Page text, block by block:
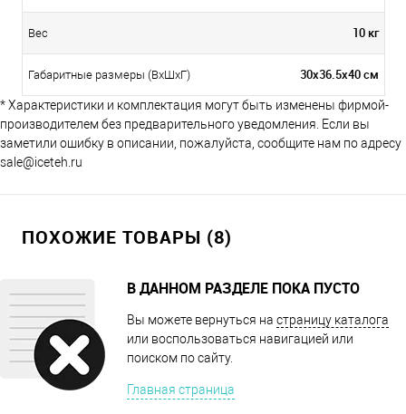
Вес 10 кг
Габаритные размеры (ВхШхГ) 30х36.5х40 см
* Характеристики и комплектация могут быть изменены фирмой-
производителем без предварительного уведомления. Если вы
заметили ошибку в описании, пожалуйста, сообщите нам по адресу
sale@iceteh.ru
ПОХОЖИЕ ТОВАРЫ (8)
В ДАННОМ РАЗДЕЛЕ ПОКА ПУСТО
Вы можете вернуться на страницу каталога
или воспользоваться навигацией или
поиском по сайту.
Главная страница